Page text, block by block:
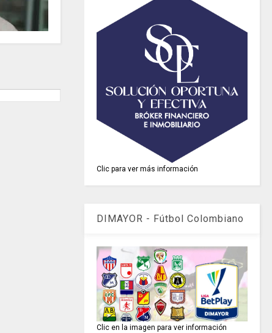
Clic para ver más información
DIMAYOR - Fútbol Colombiano
Clic en la imagen para ver información